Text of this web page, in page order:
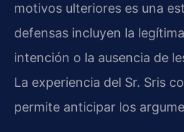
motivos ulteriores es una
defensas incluyen la
intención o la ausencia de
La experiencia del Sr. Sris
permite anticipar los